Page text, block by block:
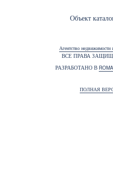
Объект
Агентство
ВСЕ ПРАВА
РАЗРАБОТАНО В
ПОЛНАЯ